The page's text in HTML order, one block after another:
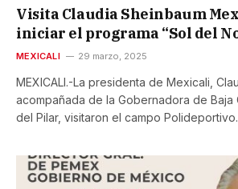
Visita Claudia Sheinbaum
iniciar el programa “Sol del
MEXICALI 29 marzo, 2025
MEXICALI.-La presidenta de Mexicali,
acompañada de la Gobernadora de Baja
del Pilar, visitaron el campo